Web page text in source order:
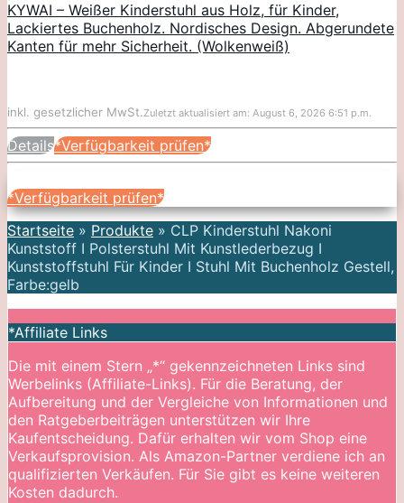
KYWAI – Weißer Kinderstuhl aus Holz, für Kinder,
Lackiertes Buchenholz. Nordisches Design. Abgerundete
Kanten für mehr Sicherheit. (Wolkenweiß)
inkl. gesetzlicher MwSt.Zuletzt aktualisiert am: August 6, 2026 6:51 p.m.
Details*Verfügbarkeit prüfen*
*Verfügbarkeit prüfen*
Startseite » Produkte » CLP Kinderstuhl Nakoni
Kunststoff I Polsterstuhl Mit Kunstlederbezug I
Kunststoffstuhl Für Kinder I Stuhl Mit Buchenholz Gestell,
Farbe:gelb
*Affiliate Links
Die mit einem Stern „*“ gekennzeichneten Links sind
Werbelinks (Affiliate-Links). Für die Beratung, der
Aufbereitung und der Vergleiche von Informationen und
den Ratgeberbeiträgen unterstützen wir Ihre
Kaufentscheidung. Dafür erhalten wir vom Shop eine
Verkaufsprovision. Als Amazon-Partner verdiene ich an
qualifizierten Verkäufen. Für Sie gibt es keine weiteren
Kosten dadurch.